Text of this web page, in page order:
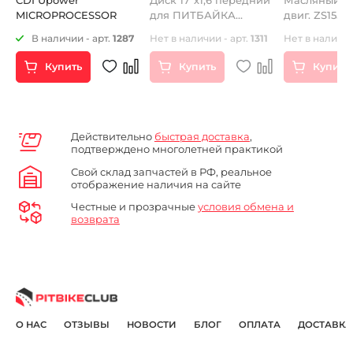
MICROPROCESSOR
В наличии - арт. 1287
Купить
для ПИТБАЙКА
Нет в наличии - арт. 1311
Купить
двиг. ZS155
Нет в
Купить
Действительно быстрая доставка,
подтверждено многолетней практикой
Свой склад запчастей в РФ, реальное
отображение наличия на сайте
Честные и прозрачныеусловия обмена и
возврата
О НАС ОТЗЫВЫ НОВОСТИ БЛОГ ОПЛАТА ДОСТАВКА